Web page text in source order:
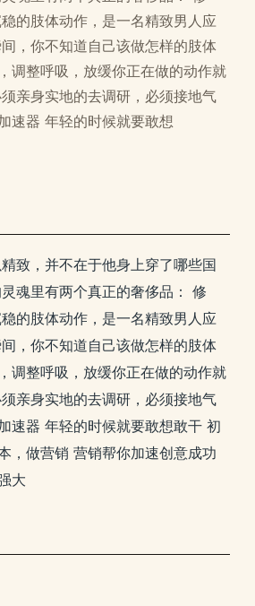
的肢体动作，是一名精致男人应
，你不知道自己该做怎样的肢体
调整呼吸，放缓你正在做的动作就
亲身实地的去调研，必须接地气
速器 年轻的时候就要敢想
致，并不在于他身上穿了哪些国
魂里有两个真正的奢侈品： 修
的肢体动作，是一名精致男人应
，你不知道自己该做怎样的肢体
调整呼吸，放缓你正在做的动作就
亲身实地的去调研，必须接地气
速器 年轻的时候就要敢想敢干 初
，做营销 营销帮你加速创意成功
大